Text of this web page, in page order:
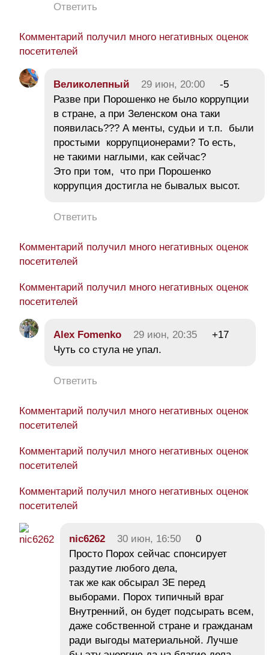
Ответить
Комментарий получил много негативных оценок
посетителей
Великолепный 29 июн, 20:00
-5
Разве при Порошенко не было коррупции
в стране, а при Зеленском она таки
появилась??? А менты, судьи и т.п. были
простыми коррупционерами? То есть,
не такими наглыми, как сейчас?
Это при том, что при Порошенко
коррупция достигла не бывалых высот.
Ответить
Комментарий получил много негативных оценок
посетителей
Комментарий получил много негативных оценок
посетителей
Alex Fomenko 29 июн, 20:35
+17
Чуть со стула не упал.
Ответить
Комментарий получил много негативных оценок
посетителей
Комментарий получил много негативных оценок
посетителей
Комментарий получил много негативных оценок
посетителей
nic6262 30 июн, 16:50
0
Просто Порох сейчас спонсирует
раздутие любого дела,
так же как обсырал ЗЕ перед
выборами. Порох типичный враг
Внутренний, он будет подсырать всем,
даже собственной стране и гражданам
ради выгоды материальной. Лучше